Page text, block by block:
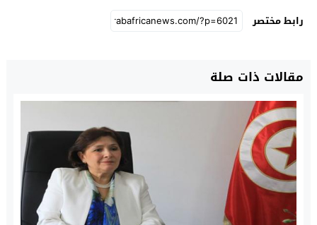
رابط مختصر
مقالات ذات صلة